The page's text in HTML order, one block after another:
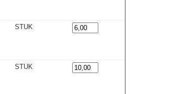
STUK
STUK